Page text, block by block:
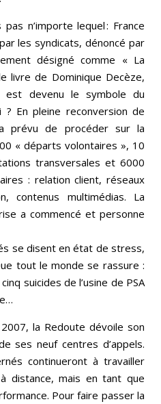
n’importe lequel : France
les syndicats, dénoncé par
désigné comme « La
livre de Dominique Decèze,
est devenu le symbole du
En pleine reconversion de
prévu de procéder sur la
« départs volontaires », 10
transversales et 6000
: relation client, réseaux
contenus multimédias. La
a commencé et personne
se disent en état de stress,
tout le monde se rassure :
suicides de l’usine de PSA
la Redoute dévoile son
ses neuf centres d’appels.
continueront à travailler
distance, mais en tant que
Pour faire passer la